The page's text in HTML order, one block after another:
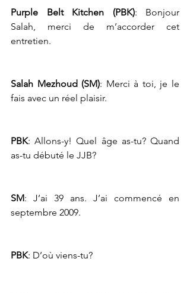
Purple Belt Kitchen (PBK): Bonjour
Salah, merci de m’accorder cet
entretien.
Salah Mezhoud (SM): Merci à toi, je le
fais avec un réel plaisir.
PBK: Allons-y! Quel âge as-tu? Quand
as-tu débuté le JJB?
SM: J’ai 39 ans. J’ai commencé en
septembre 2009.
PBK: D’où viens-tu?